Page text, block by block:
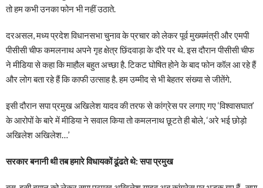
तो हम कभी उनका फोन भी नहीं उठाते.
दरअसल, मध्य प्रदेश विधानसभा चुनाव के प्रचार को लेकर पूर्व मुख्यमंत्री और एमपी
पीसीसी चीफ कमलनाथ अपने गृह क्षेत्र छिंदवाड़ा के दौरे पर थे. इस दौरान पीसीसी चीफ
ने मीडिया से कहा कि माहौल बहुत अच्छा है. टिकट घोषित होने के बाद फोन कॉल आ रहे हैं
और लोग बता रहे हैं कि काफी उत्साह है. हम उम्मीद से भी बेहतर संख्या से जीतेंगे.
इसी दौरान सपा प्रमुख अखिलेश यादव की तरफ से कांग्रेस पर लगाए गए ‘विश्वासघात’
के आरोपों के बारे में मीडिया ने सवाल किया तो कमलनाथ छूटते ही बोले, ‘अरे भई छोड़ो
अखिलेश अखिलेश…’
सरकार बनानी थी तब हमारे विधायकों ढूंढते थे: सपा प्रमुख